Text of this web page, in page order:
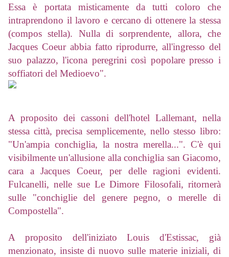
Essa è portata misticamente da tutti coloro che
intraprendono il lavoro e cercano di ottenere la stessa
(compos stella). Nulla di sorprendente, allora, che
Jacques Coeur abbia fatto riprodurre, all'ingresso del
suo palazzo, l'icona peregrini così popolare presso i
soffiatori del Medioevo".
A proposito dei cassoni dell'hotel Lallemant, nella
stessa città, precisa semplicemente, nello stesso libro:
"Un'ampia conchiglia, la nostra merella...". C'è qui
visibilmente un'allusione alla conchiglia san Giacomo,
cara a Jacques Coeur, per delle ragioni evidenti.
Fulcanelli, nelle sue Le Dimore Filosofali, ritornerà
sulle "conchiglie del genere pegno, o merelle di
Compostella".
A proposito dell'iniziato Louis d'Estissac, già
menzionato, insiste di nuovo sulle materie iniziali, di